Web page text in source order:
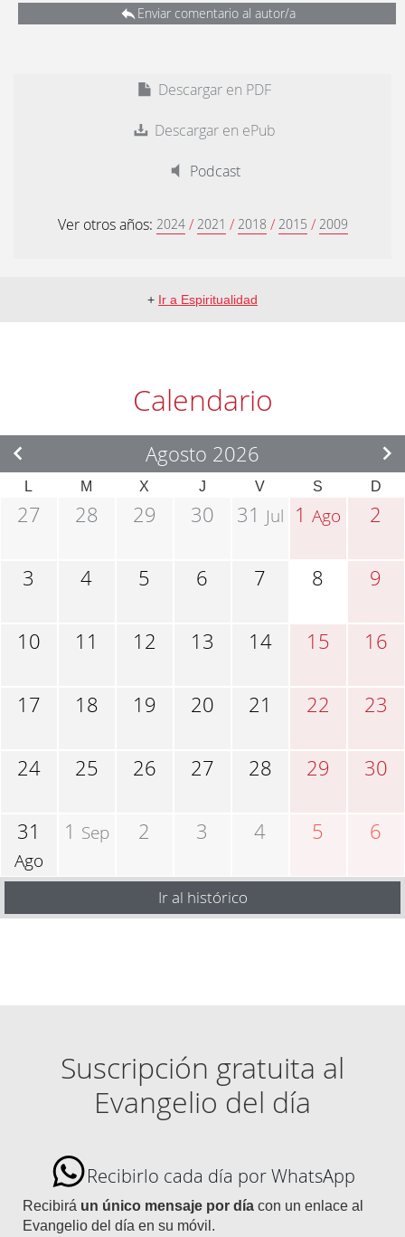
Enviar comentario al autor/a
Descargar en PDF
Descargar en ePub
Podcast
Ver otros años: 2024 / 2021 / 2018 / 2015 / 2009
+ Ir a Espiritualidad
Calendario
Agosto 2026
L M X J V S D
27 28 29 30 31 Jul 1Ago 2
3 4 5 6 7 8 9
10 11 12 13 14 15 16
17 18 19 20 21 22 23
24 25 26 27 28 29 30
31
Ago
1 Sep 2 3 4 5 6
Ir al histórico
Suscripción gratuita al
Evangelio del día
Recibirlo cada día por WhatsApp
Recibirá un único mensaje por día con un enlace al
Evangelio del día en su móvil.